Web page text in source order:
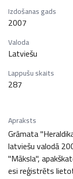
Izdošanas gads
2007
Valoda
Latviešu
Lappušu skaits
287
Apraksts
Grāmata
latviešu valodā
"Māksla",
esi reģistrēts